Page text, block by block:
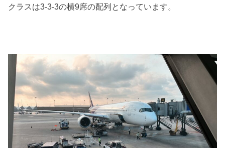
クラスは3-3-3の横9席の配列となっています。